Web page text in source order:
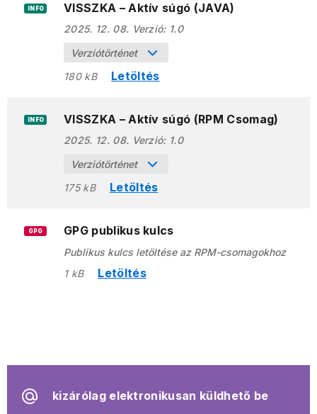
INFO VISSZKA – Aktív súgó (JAVA)
2025. 12. 08. Verzió: 1.0
Verziótörténet
180 kB
Letöltés
INFO VISSZKA – Aktív súgó (RPM Csomag)
2025. 12. 08. Verzió: 1.0
Verziótörténet
175 kB
Letöltés
GPG GPG publikus kulcs
Publikus kulcs letöltése az RPM-csomagokhoz
1 kB
Letöltés
kizárólag elektronikusan küldhető be